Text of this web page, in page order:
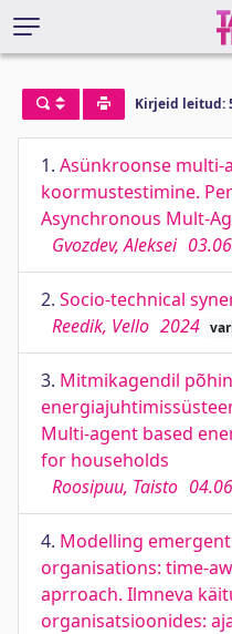
Kirjeid leitud:
1. Asünkroonse multi-
koormustestimine.
Asynchronous Mult-
Gvozdev, Aleksei
2. Socio-technical
Reedik, Vello 2024
3. Mitmikagendil
Multi-agent based
for households
Roosipuu, Taisto
4. Modelling
organisations: time-
aprroach. Ilmneva
organisatsioonides: